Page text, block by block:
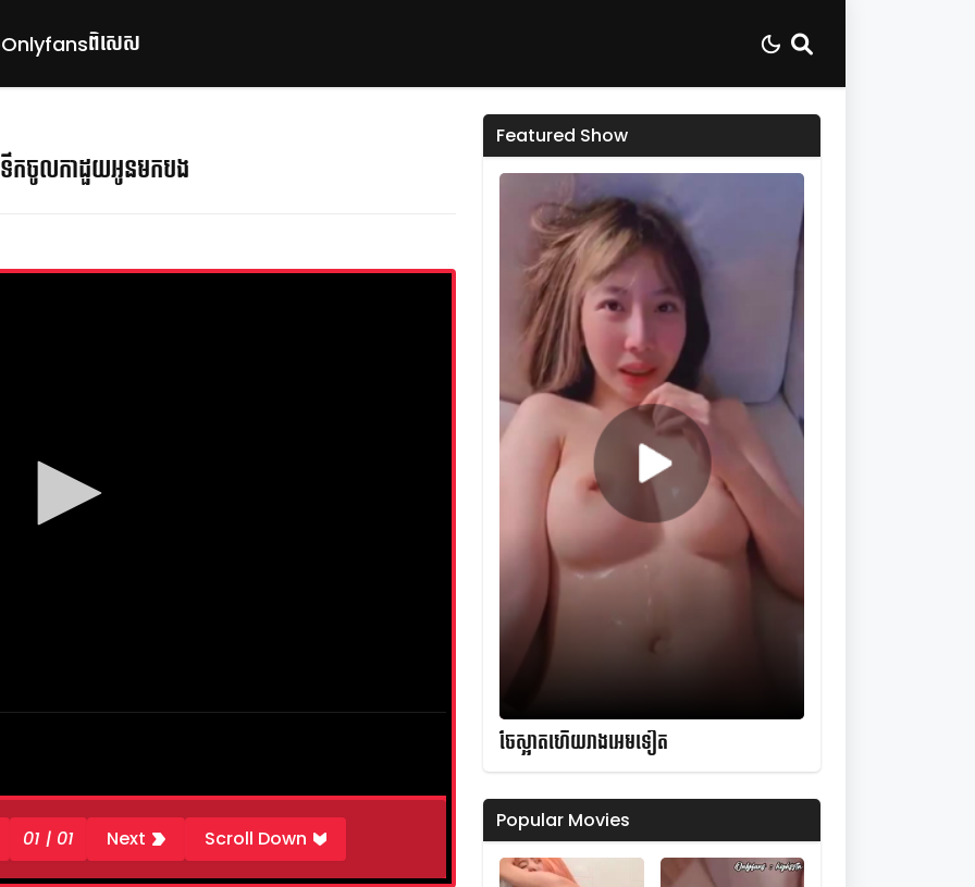
Onlyfansពិសេស
កចូលកាដួយអូនមកបង
01 | 01 Next Scroll Down
Featured Show
ចែស្អាតហើយរាងអេមទៀត
Popular Movies